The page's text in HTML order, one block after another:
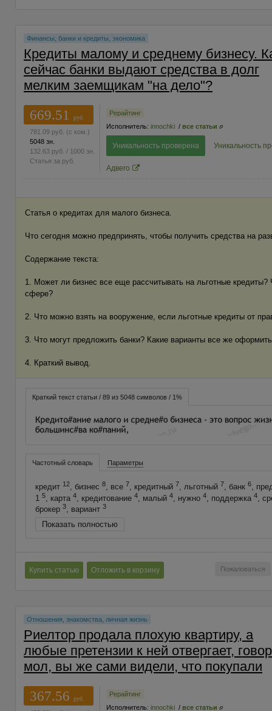
Финансы, банки и кредиты, экономика
Кредиты малому и среднему бизнесу.
сейчас банки выдают средства в долг
мелким заемщикам "на дело"?
669.51
руб.
781.09 руб. (с ком.)
5048 зн.
132.63 руб. / 1000 зн.
Статья за руб.
Рерайтинг
Исполнитель: innochki / все статьи
Уникальность проверена Уникальность
Адвего
Статья о кредитах для малого бизнеса.
Что сегодня можно предпринять, чтобы получить средства на
Содержание текста:
1. Может ли бизнес все еще рассчитывать на льготные кредиты?
сфере?
2. Что можно взять на вооружение, если льготные кредиты от
3. Что могут предложить банки? Какие варианты все же
4. Краткий вывод.
Краткий текст статьи / 89 из 5048 символов / 1%
Частотный словарь Параметры
кредит 12, бизнес 8, все 7, кредитный 7, льготный 7, банк 6,
1 5, карта 4, кредитование 4, малый 4, нужно 4, поддержка 4,
брокер 3, вариант 3
Показать полностью
Пожаловаться
Купить статью Отложить в корзину
Отношения, знакомства, личная жизнь
Риелтор продала плохую квартиру, а
любые претензии к ней отвергает,
мол, вы же сами видели, что покупали
367.56
руб.
Рерайтинг
Исполнитель: innochki / все статьи